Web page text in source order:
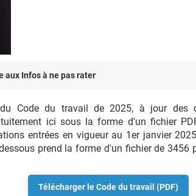
aux Infos à ne pas rater
Code du travail de 2025, à jour des
ici sous la forme d'un fichier
entrées en vigueur au 1er janvier
prend la forme d'un fichier de 3456
Télécharger le Code du travail (PDF)